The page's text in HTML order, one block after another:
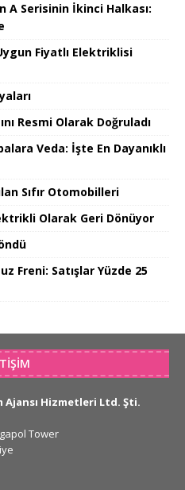
Serisinin İkinci Halkası:
Fiyatlı Elektriklisi
Resmi Olarak Doğruladı
Veda: İşte En Dayanıklı
Sıfır Otomobilleri
Olarak Geri Dönüyor
Freni: Satışlar Yüzde 25
Ajansı Hizmetleri Ltd. Şti.
Tower